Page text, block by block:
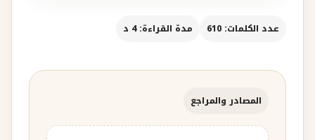
عدد الكلمات: 610 مدة القراءة: 4 د
المصادر والمراجع